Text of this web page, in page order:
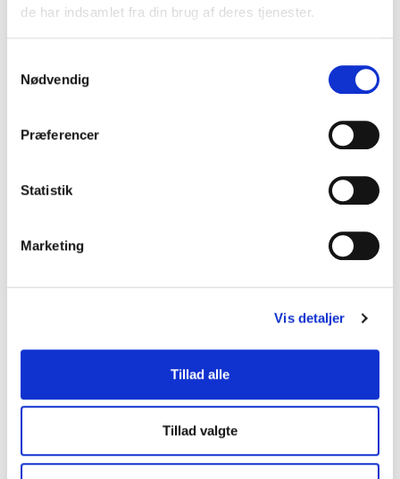
de har indsamlet fra din brug af deres tjenester.
Nødvendig
Præferencer
Statistik
Marketing
Vis detaljer
Tillad alle
Tillad valgte